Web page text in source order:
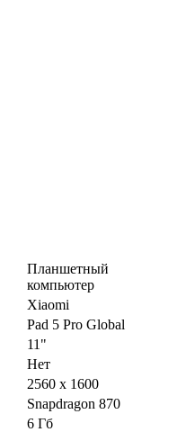
Планшетный
компьютер
Xiaomi
Pad 5 Pro Global
11"
Нет
2560 x 1600
Snapdragon 870
6 Гб